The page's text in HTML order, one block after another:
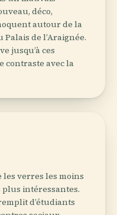
déco,
autour de la
de l’Araignée.
jusqu’à ces
contraste avec la
verres les moins
plus intéressantes.
d’étudiants